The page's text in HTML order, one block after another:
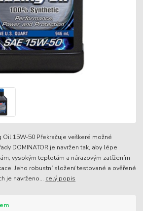
15W-50 Překračuje veškeré možné
DOMINATOR je navržen tak, aby lépe
vysokým teplotám a nárazovým zatížením
Jeho robustní složení testované a ověřené
je navrženo... celý popis